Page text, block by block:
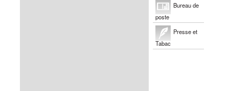
Bureau de
poste
Presse et
Tabac